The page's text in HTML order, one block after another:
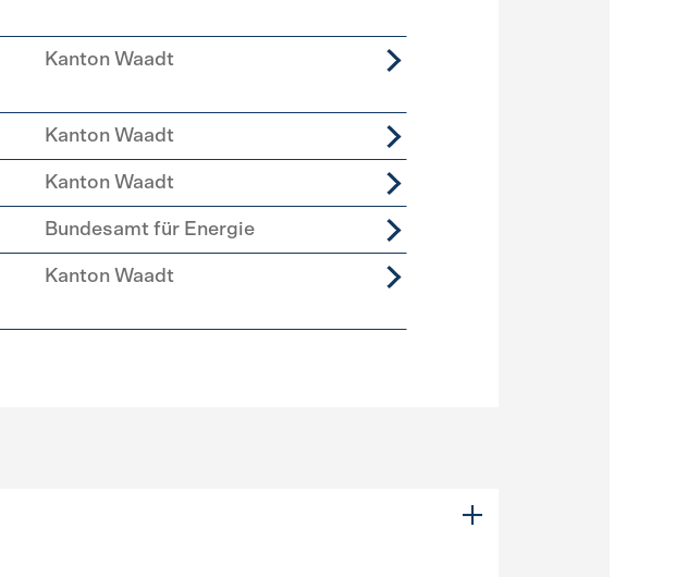
Kanton Waadt
Kanton Waadt
Kanton Waadt
Bundesamt für Energie
Kanton Waadt